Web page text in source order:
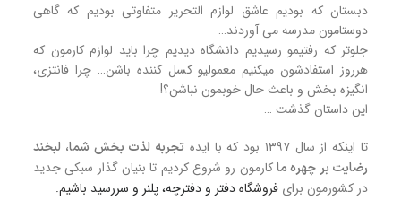
دبستان که بودیم عاشق لوازم التحریر متفاوتی بودیم که گاهی
دوستامون مدرسه می آوردند…
جلوتر که رفتیمو رسیدیم دانشگاه دیدیم چرا باید لوازم کارمون که
هرروز استفادشون میکنیم معمولیو کسل کننده باشن… چرا فانتزی،
انگیزه بخش و باعث حال خوبمون نباشن؟!
این داستان گذشت …
تا اینکه از سال ۱۳۹۷ بود که با ایده
تجربه لذت بخش شما، لبخند
رضایت بر چهره ماکارمون رو شروع کردیم تا بنیان گذار سبکی جدید
در کشورمون برای فروشگاهدفتر و دفترچه، پلنر و سررسید باشیم.